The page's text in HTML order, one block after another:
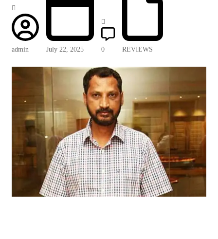
admin July 22, 2025 0 REVIEWS